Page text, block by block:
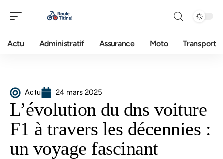
Actu Administratif Assurance Moto Transport
Actu 24 mars 2025
L’évolution du dns voiture
F1 à travers les décennies :
un voyage fascinant